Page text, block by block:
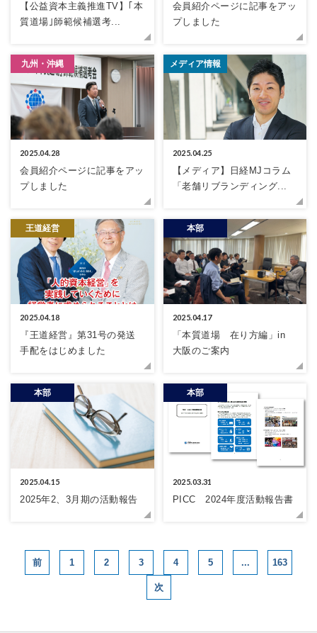
【公益資本主義推進TV】｢本
質道場｣師範候補選考...
会員紹介ページに記事をアッ
プしました
九州・沖縄
2025.04.28
会員紹介ページに記事をアッ
プしました
メディア情報
2025.04.25
【メディア】日経MJコラム
「老舗リブランディング...
王道経営
2025.04.18
『王道経営』第31号の発送
手配をはじめました
本部
2025.04.17
「本質道場 在り方編」in
大阪のご案内
本部
2025.04.15
2025年2、3月期の活動報告
本部
2025.03.31
PICC 2024年度活動報告書
1 2 3 4 5 ... 163